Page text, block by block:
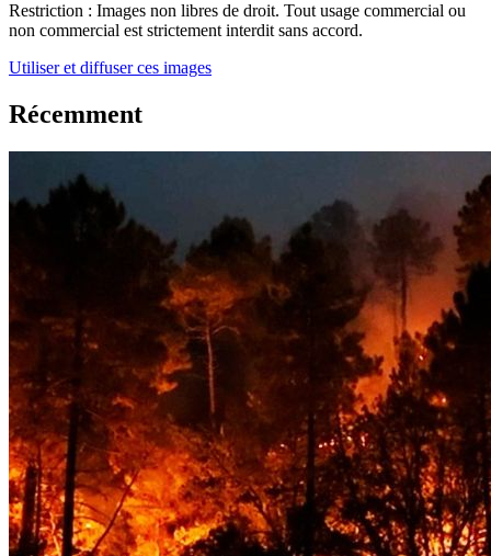
Restriction : Images non libres de droit. Tout usage commercial ou
non commercial est strictement interdit sans accord.
Utiliser et diffuser ces images
Récemment